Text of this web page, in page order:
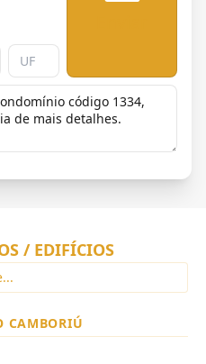
/ EDIFÍCIOS
CAMBORIÚ